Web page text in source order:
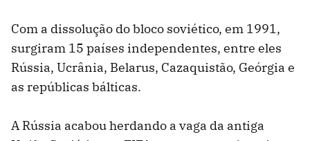
Com a dissolução do bloco soviético, em 1991,
surgiram 15 países independentes, entre eles
Rússia, Ucrânia, Belarus, Cazaquistão, Geórgia e
as repúblicas bálticas.
A Rússia acabou herdando a vaga da antiga